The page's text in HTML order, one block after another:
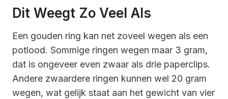
Dit Weegt Zo Veel Als
Een gouden ring kan net zoveel wegen als een
potlood. Sommige ringen wegen maar 3 gram,
dat is ongeveer even zwaar als drie paperclips.
Andere zwaardere ringen kunnen wel 20 gram
wegen, wat gelijk staat aan het gewicht van vier